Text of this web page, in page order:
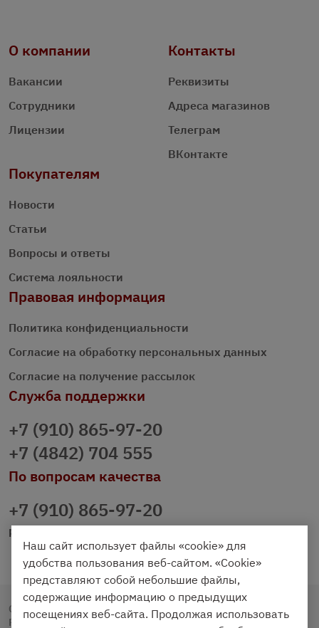
О компании
Вакансии
Сотрудники
Лицензии
Контакты
Реквизиты
Адреса магазинов
Телеграм
ВКонтакте
Покупателям
Новости
Статьи
Вопросы и ответы
Система лояльности
Правовая информация
Политика конфиденциальности
Согласие на обработку персональных данных
Согласие на получение рассылок
Служба поддержки
+7 (910) 865-97-20
+7 (4842) 704 555
По вопросам качества
+7 (910) 865-97-20
prazdnichniy40@palmi.ru
Copyright © 2020 - 2026. Праздничный Стол.
Разработка и продвижение - Vegas Studio
Наш сайт использует файлы «cookie» для
удобства пользования веб-сайтом. «Cookie»
представляют собой небольшие файлы,
содержащие информацию о предыдущих
посещениях веб-сайта. Продолжая использовать